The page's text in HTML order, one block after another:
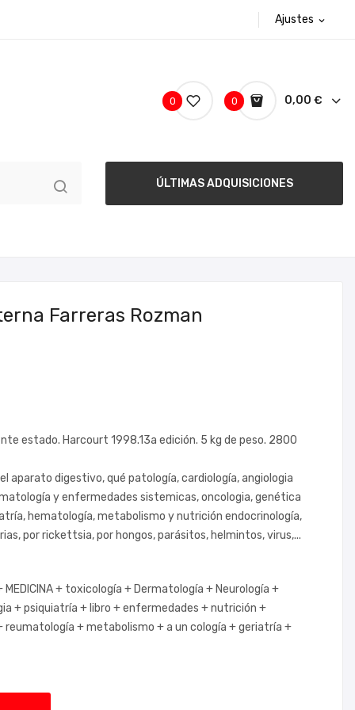
Ajustes expand_more
0 0,00 €
0
ÚLTIMAS ADQUISICIONES
Farreras Rozman
estado. Harcourt 1998.13a edición. 5 kg de peso. 2800
aparato digestivo, qué patología, cardiología, angiologia
y enfermedades sistemicas, oncologia, genética
hematología, metabolismo y nutrición endocrinología,
por rickettsia, por hongos, parásitos, helmintos, virus,...
MEDICINA + toxicología + Dermatología + Neurología +
+psiquiatría + libro +enfermedades +nutrición +
reumatología +metabolismo +a un cología +geriatría +